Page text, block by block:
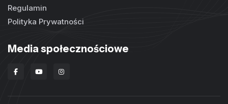
Regulamin
Polityka Prywatności
Media społecznościowe